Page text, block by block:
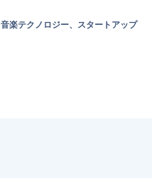
音楽テクノロジー、スタートアップ